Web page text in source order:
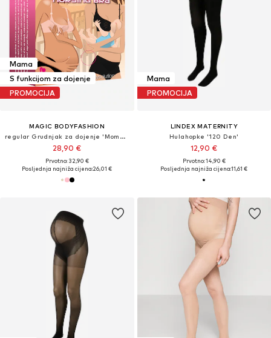
Mama
S funkcijom za dojenje
PROMOCIJA
MAGIC BODYFASHION
regular Grudnjak za dojenje 'Mommy Comfort'
28,90 €
Prvotno: 32,90 €
Posljednja najniža cijena:26,01 €
Mama
PROMOCIJA
LINDEX MATERNITY
Hulahopke '120 Den'
12,90 €
Prvotno: 14,90 €
Posljednja najniža cijena:11,61 €